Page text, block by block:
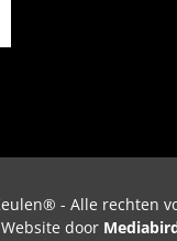
- Alle rechten
Website door